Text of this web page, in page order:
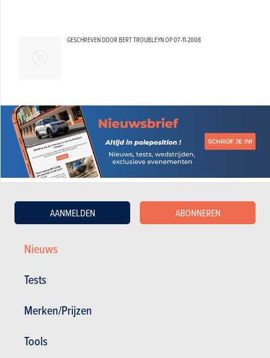
Nieuws
Tests
Merken/Prijzen
Tools
AANMELDEN ABONNEREN
GESCHREVEN DOOR BERT TROUBLEYN OP07-11-2008
Tweedehands & Stock